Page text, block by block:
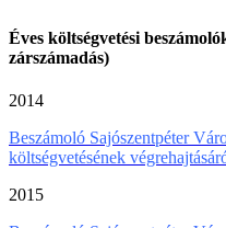
Éves költségvetési
zárszámadás)
2014
Beszámoló Sajószentpéter
költségvetésének
2015